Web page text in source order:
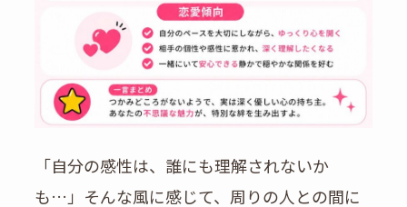
「自分の感性は、誰にも理解されないか
も…」そんな風に感じて、周りの人との間に